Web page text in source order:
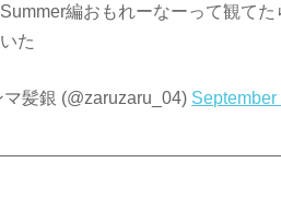
編おもれーなーって観て
た
髪銀 (@zaruzaru_04) September